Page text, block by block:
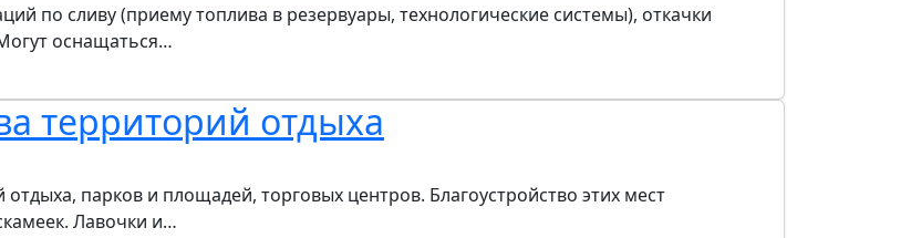
по сливу (приему топлива в резервуары, технологические системы), откачки
оснащаться…
территорий отдыха
парков и площадей, торговых центров. Благоустройство этих мест
Лавочки и…